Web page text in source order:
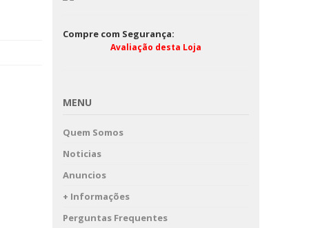
Compre com Segurança:
Avaliação desta Loja
MENU
Quem Somos
Noticias
Anuncios
+ Informações
Perguntas Frequentes